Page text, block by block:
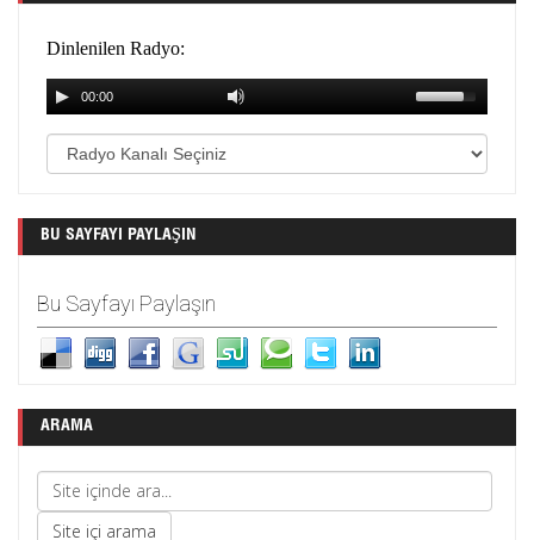
BU SAYFAYI PAYLAŞIN
Bu Sayfayı Paylaşın
ARAMA